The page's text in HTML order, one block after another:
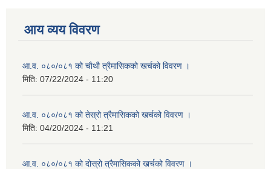
आय व्यय विवरण
आ.व. ०८०/०८१ को चाैथाै त्रैमासिकको खर्चको विवरण ।
मिति: 07/22/2024 - 11:20
आ.व. ०८०/०८१ को तेस्रो त्रैमासिकको खर्चको विवरण ।
मिति: 04/20/2024 - 11:21
आ.व. ०८०/०८१ को दोस्रो त्रैमासिकको खर्चको विवरण ।